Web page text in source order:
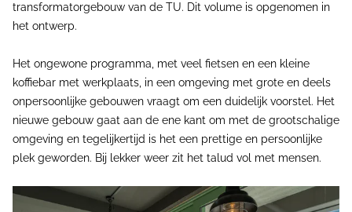
transformatorgebouw van de TU. Dit volume is opgenomen in
het ontwerp.
Het ongewone programma, met veel fietsen en een kleine
koffiebar met werkplaats, in een omgeving met grote en deels
onpersoonlijke gebouwen vraagt om een duidelijk voorstel. Het
nieuwe gebouw gaat aan de ene kant om met de grootschalige
omgeving en tegelijkertijd is het een prettige en persoonlijke
plek geworden. Bij lekker weer zit het talud vol met mensen.